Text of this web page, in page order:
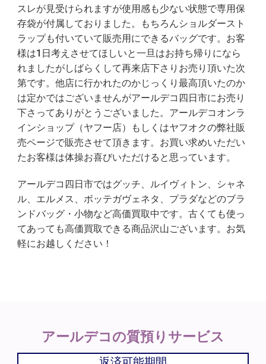
スレが見受けられますが使用感も少ない状態で専用保
存袋が付属しておりました。もちろんショルダースト
ラップも付いていて販売用にできるバッグです。お客
様は1日考えさせてほしいと一旦はお持ち帰りになら
れましたがしばらくして再来店下さりお売り頂いた次
第です。他店に行かれたのかじっくり最高頂いたのか
は定かではございませんがアールデコ四日市にお売り
下さってありがとうございました。アールデコオンラ
インショップ（ヤフー店）もしくはヤフオクの弊社販
売ページで販売させて頂きます。お買い求めいただい
たお客様は体操お喜びいただけると思っています。
アールデコ四日市ではグッチ、ルイヴィトン、シャネ
ル、エルメス、ボッテガヴェネタ、プラダなどのブラ
ンドバッグ・小物など高価買取中です。古くても使っ
てあっても高価買取できる商品沢山ございます。お気
軽にお越しください！
アールデコの質預りサービス